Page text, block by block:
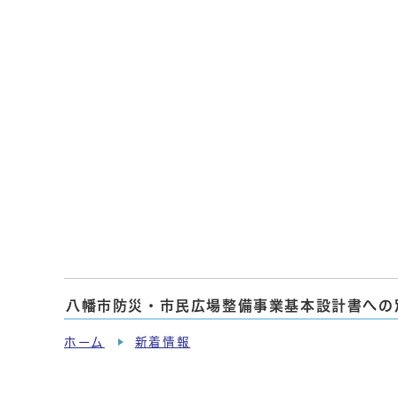
八幡市防災・市民広場整備事業基本設計書への
ホーム 新着情報